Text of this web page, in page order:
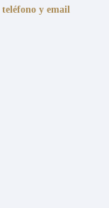
teléfono y email